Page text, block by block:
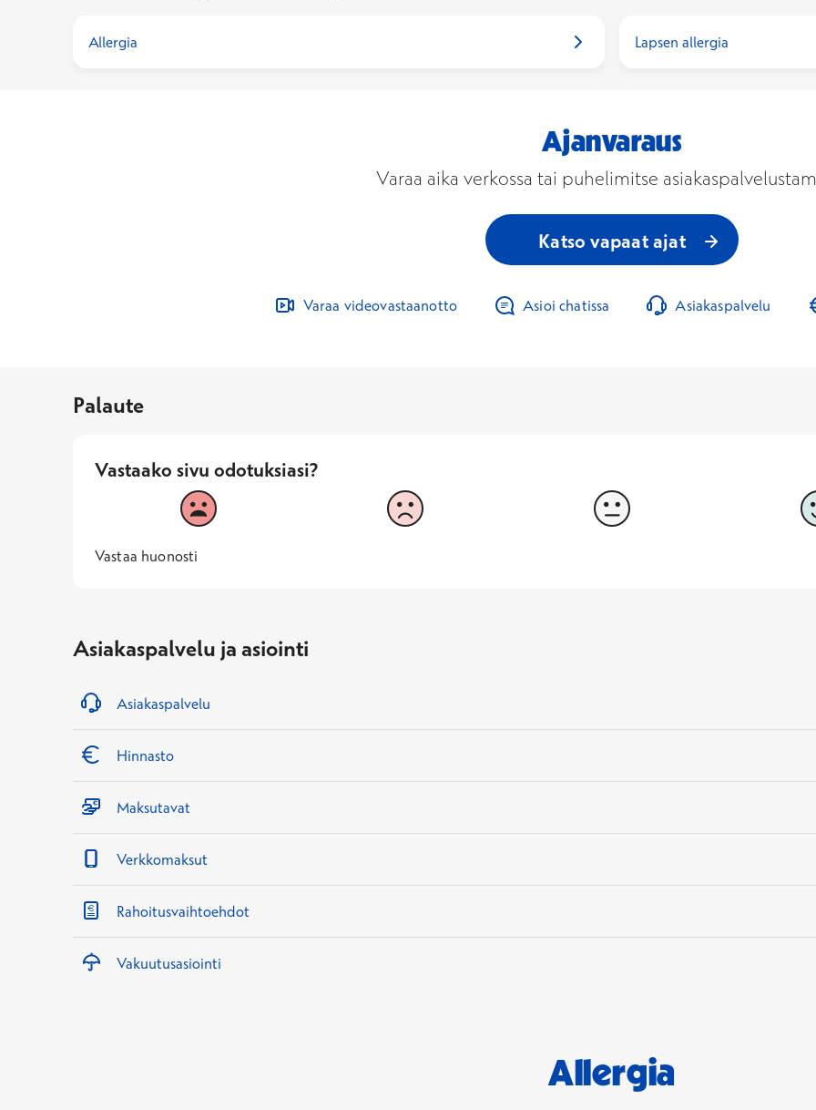
Allergia Lapsen allergia
Ajanvaraus
Varaa aika verkossa tai puhelimitse
Katso vapaat ajat
Varaa videovastaanotto Asioi chatissa Asiakaspalvelu
Palaute
Vastaako sivu odotuksiasi?
Vastaako sivu odotuksiasi?
1
Vastaa huonosti
2 3 4
1 -
Vastaa huonosti
—
Asiakaspalvelu ja asiointi
Asiakaspalvelu
Hinnasto
Maksutavat
Verkkomaksut
Rahoitusvaihtoehdot
Vakuutusasiointi
Allergia